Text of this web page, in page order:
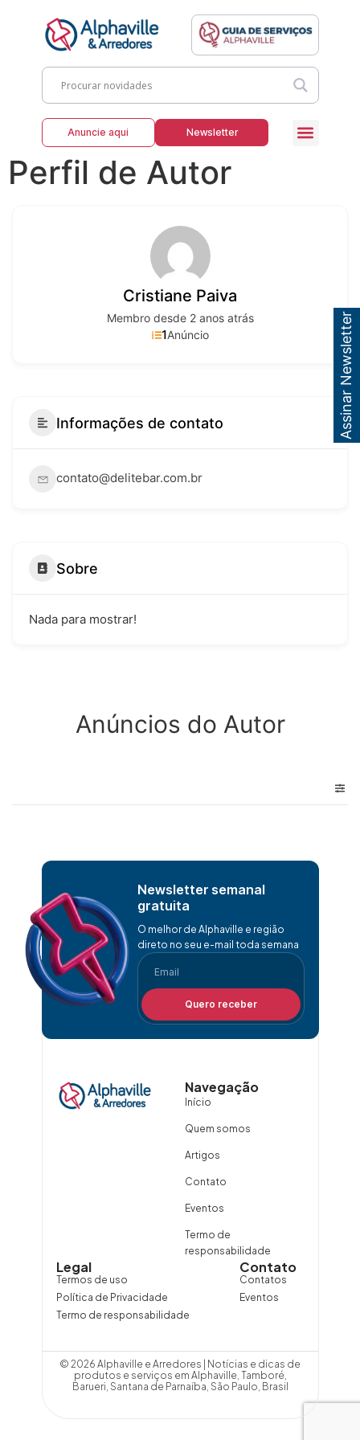
Anuncie aqui Newsletter
Perfil de Autor
Cristiane Paiva
Membro desde 2 anos atrás
1Anúncio
Informações de contato
contato@delitebar.com.br
Sobre
Nada para mostrar!
Anúncios do Autor
Newsletter semanal
gratuita
O melhor de Alphaville e região
direto no seu e-mail toda semana
Quero receber
Navegação
Início
Quem somos
Artigos
Contato
Eventos
Termo de
responsabilidade
Contato
Contatos
Eventos
Legal
Termos de uso
Política de Privacidade
Termo de responsabilidade
© 2026 Alphaville e Arredores | Notícias e dicas de
produtos e serviços em Alphaville, Tamboré,
Barueri, Santana de Parnaíba, São Paulo, Brasil
Assinar Newsletter